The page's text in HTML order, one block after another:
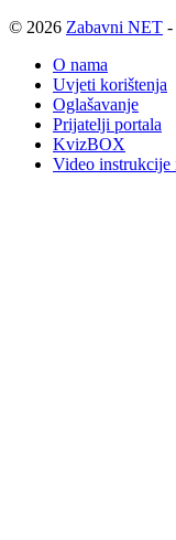
© 2026 Zabavni NET -
O nama
Uvjeti korištenja
Oglašavanje
Prijatelji portala
KvizBOX
Video instrukcije